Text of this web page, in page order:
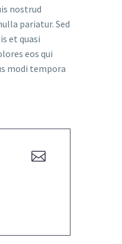
nostrud
pariatur. Sed
et quasi
eos qui
modi tempora

